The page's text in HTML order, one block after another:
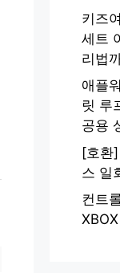
키즈
세트
리법
애플
릿 루
공용
[호환
스 일
컨트